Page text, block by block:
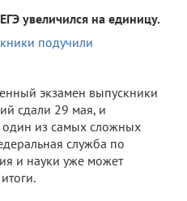
увеличился на единицу.
экзамен выпускники
сдали 29 мая, и
из самых сложных
служба по
и науки уже может